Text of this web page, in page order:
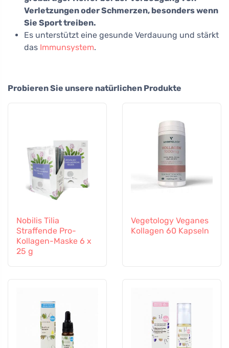
Verletzungen oder Schmerzen, besonders wenn
Sie Sport treiben.
Es unterstützt eine gesunde Verdauung und stärkt
das Immunsystem.
Probieren Sie unsere natürlichen Produkte
Nobilis Tilia
Straffende Pro-
Kollagen-Maske 6 x
25 g
Vegetology Veganes
Kollagen 60 Kapseln